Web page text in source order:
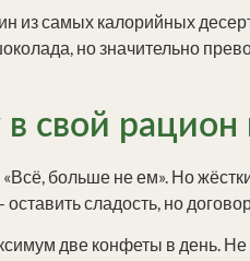
из самых калорийных
но значительно
в свой
больше не ем». Но
сладость, но
две конфеты в день.